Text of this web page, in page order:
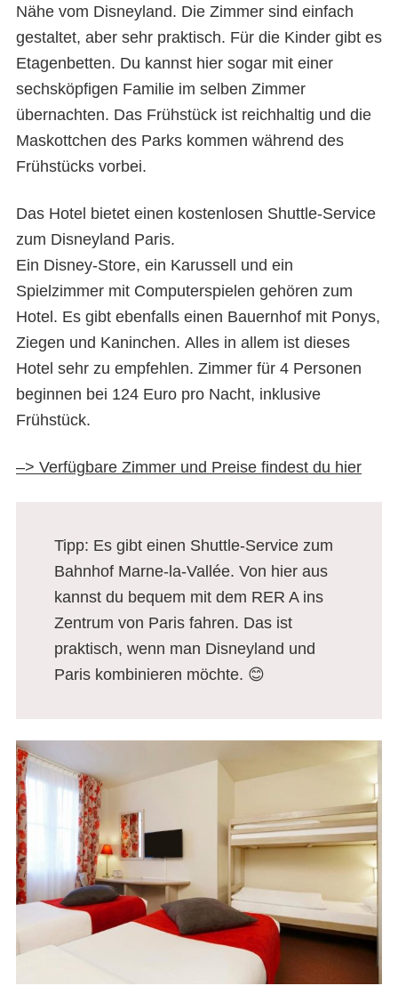
Hotels in der Nähe von
Disneyland Paris
Nähe vom Disneyland. Die Zimmer sind einfach
gestaltet, aber sehr praktisch. Für die Kinder gibt es
Etagenbetten. Du kannst hier sogar mit einer
sechsköpfigen Familie im selben Zimmer
übernachten. Das Frühstück ist reichhaltig und die
Maskottchen des Parks kommen während des
Frühstücks vorbei.
Das Hotel bietet einen kostenlosen Shuttle-Service
zum Disneyland Paris.
Ein Disney-Store, ein Karussell und ein
Spielzimmer mit Computerspielen gehören zum
Hotel. Es gibt ebenfalls einen Bauernhof mit Ponys,
Ziegen und Kaninchen. Alles in allem ist dieses
Hotel sehr zu empfehlen. Zimmer für 4 Personen
beginnen bei 124 Euro pro Nacht, inklusive
Frühstück.
–> Verfügbare Zimmer und Preise findest du hier
Tipp: Es gibt einen Shuttle-Service zum
Bahnhof Marne-la-Vallée. Von hier aus
kannst du bequem mit dem RER A ins
Zentrum von Paris fahren. Das ist
praktisch, wenn man Disneyland und
Paris kombinieren möchte. 😊